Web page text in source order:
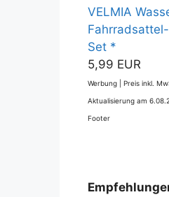
VELMIA
Set *
5,99 EUR
Werbung | Preis inkl.
Aktualisierung am
Footer